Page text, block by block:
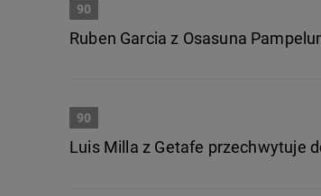
90
Ruben Garcia z Osasuna
90
Luis Milla z Getafe przechwytuje